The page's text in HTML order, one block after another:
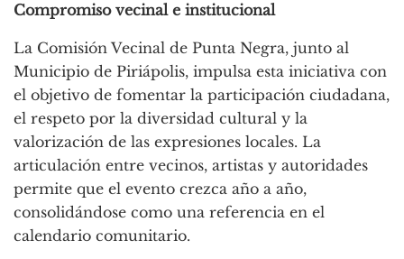
Compromiso vecinal e institucional
La Comisión Vecinal de Punta Negra, junto al
Municipio de Piriápolis, impulsa esta iniciativa con
el objetivo de fomentar la participación ciudadana,
el respeto por la diversidad cultural y la
valorización de las expresiones locales. La
articulación entre vecinos, artistas y autoridades
permite que el evento crezca año a año,
consolidándose como una referencia en el
calendario comunitario.